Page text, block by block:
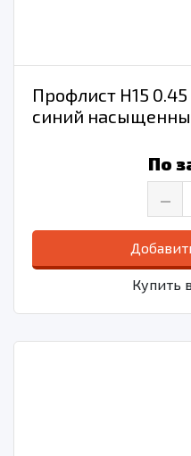
Профлист Н15
синий
По
–
Купить